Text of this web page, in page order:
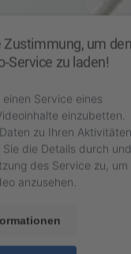
Zustimmung, um den
Service zu laden!
Service eines
einzubetten.
zu Ihren Aktivitäten
die Details durch und
des Service zu, um
anzusehen.